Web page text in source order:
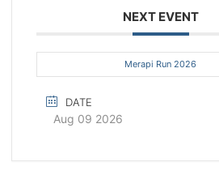
NEXT EVENT
Merapi Run 2026
DATE
Aug 09 2026